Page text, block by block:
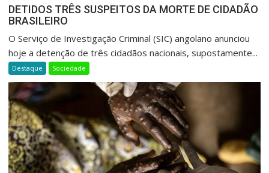
DETIDOS TRÊS SUSPEITOS DA MORTE DE CIDADÃO
BRASILEIRO
O Serviço de Investigação Criminal (SIC) angolano anunciou
hoje a detenção de três cidadãos nacionais, supostamente...
Destaque Sociedade